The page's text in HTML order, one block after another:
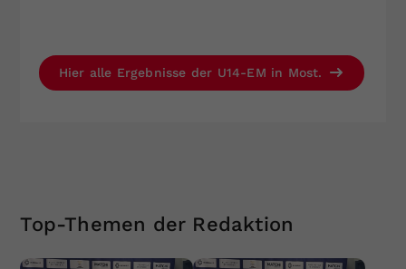
Hier alle Ergebnisse der U14-EM in Most.
Top-Themen der Redaktion